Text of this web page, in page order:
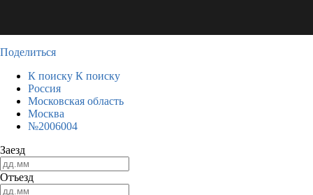
Поделиться
К поиску К поиску
Россия
Московская область
Москва
№2006004
Заезд
Отъезд